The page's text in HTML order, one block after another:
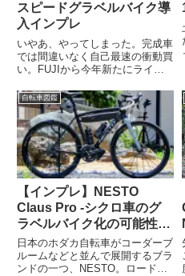
スピードグラベルバイク導
入インプレ
いやあ、やってしまった。完成車
では間違いなく自己最速の衝動買
い。FUJIから今年新たにライン
ラベルバイク VAPAH、導入で
す。店頭受取限定 フジ FUJI
VAPAH ヴェイパー 2024 クロス
バイク スポ...
自転車図鑑
【インプレ】NESTO
Claus Pro -シクロ車のグ
ラベルバイク化の可能性に
ついて
日本のホダカ自転車がコーダーブ
ルームなどと並んで展開するブラ
ンドの一つ、NESTO。ロードか